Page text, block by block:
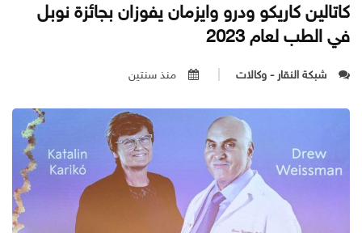
كاتالين كاريكو ودرو وايزمان يفوزان بجائزة نوبل
في الطب لعام 2023
شبكة النقار - وكالات منذ سنتين